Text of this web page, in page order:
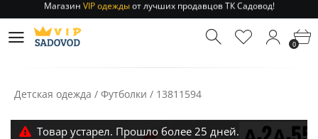
Отправление заказа 1-3 дняпо РФ и МСК!
Магазин
от лучших продавцов ТК Садовод!
Отправление заказа 1-3 дня
0
Детская одежда / Футболки / 13811594
Товар устарел. Прошло более 25 дней.